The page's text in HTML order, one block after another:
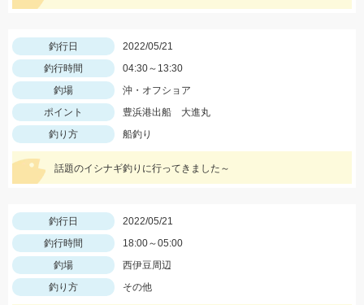
釣行日
2022/05/21
釣行時間
04:30～13:30
釣場
沖・オフショア
ポイント
豊浜港出船 大進丸
釣り方
船釣り
話題のイシナギ釣りに行ってきました～
釣行日
2022/05/21
釣行時間
18:00～05:00
釣場
西伊豆周辺
釣り方
その他